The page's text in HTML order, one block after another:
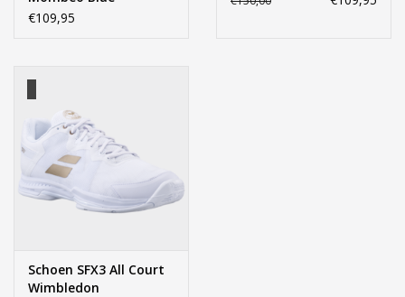
€109,95
Schoen SFX3 All Court
Wimbledon